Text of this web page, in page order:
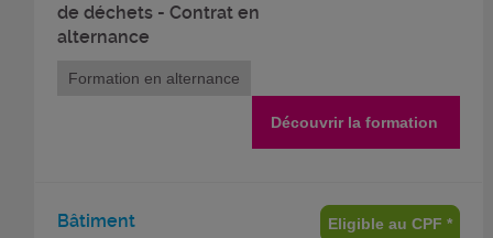
de déchets - Contrat en
alternance
Formation en alternance
Découvrir la formation
Bâtiment
Eligible au CPF *